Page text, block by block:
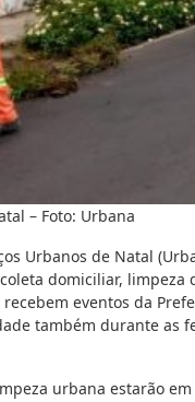
– Foto: Urbana
Urbanos de Natal
domiciliar, limpeza
eventos da
também durante as
urbana estarão